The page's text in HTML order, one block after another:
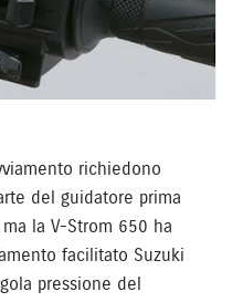
richiedono
del guidatore prima
la V-Strom 650 ha
facilitato Suzuki
pressione del